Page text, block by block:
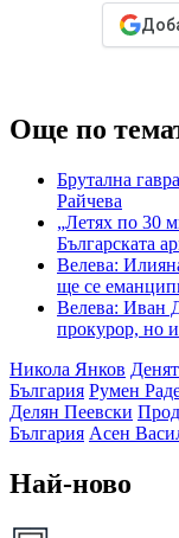
Още по
Брутална
Райчева
„Летях по 30
Българската
Велева:
ще се
Велева: Иван
прокурор, но
Никола Янков
България Румен
Делян Пеевски
България Асен
Най-ново